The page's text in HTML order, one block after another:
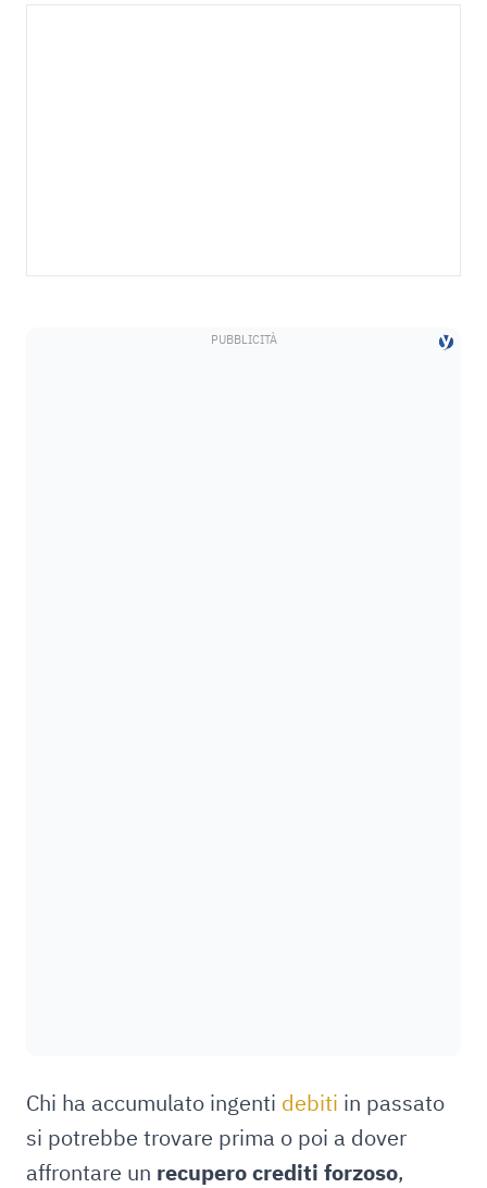
Chi ha accumulato ingenti debiti in passato
si potrebbe trovare prima o poi a dover
affrontare un recupero crediti forzoso,